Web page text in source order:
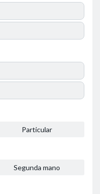
Particular
Segunda mano